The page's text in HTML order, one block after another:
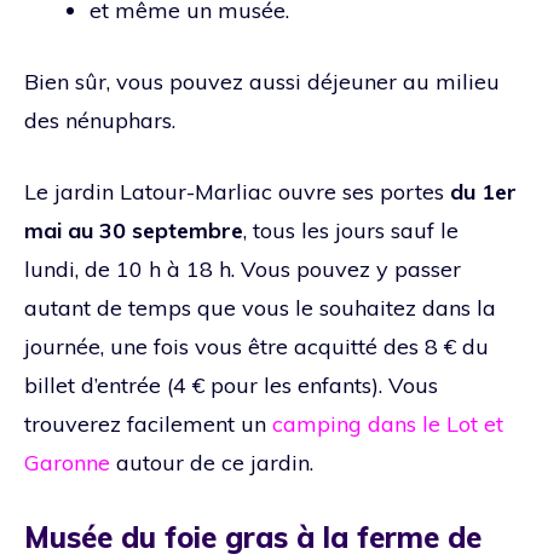
et même un musée.
Bien sûr, vous pouvez aussi déjeuner au milieu
des nénuphars.
Le jardin Latour-Marliac ouvre ses portes du 1er
mai au 30 septembre, tous les jours sauf le
lundi, de 10 h à 18 h. Vous pouvez y passer
autant de temps que vous le souhaitez dans la
journée, une fois vous être acquitté des 8 € du
billet d’entrée (4 € pour les enfants). Vous
trouverez facilement un camping dans le Lot et
Garonne autour de ce jardin.
Musée du foie gras à la ferme de